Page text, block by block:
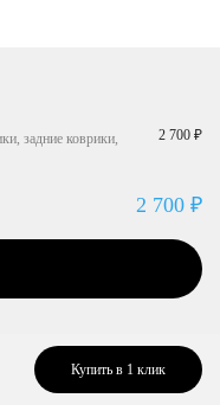
задние коврики,
2 700 ₽
2 700 ₽
Купить в 1 клик